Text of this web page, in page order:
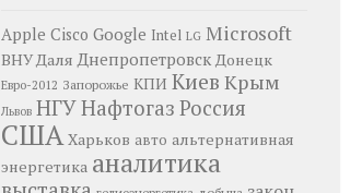
Apple Cisco Google Intel LG Microsoft
ВНУ Даля Днепропетровск Донецк
Евро-2012 Запорожье КПИ Киев Крым
Львов НГУНафтогаз Россия
США Харьков авто альтернативная
энергетика аналитика